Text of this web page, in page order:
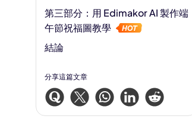
第三部分：用 Edimakor AI 製作端
午節祝福圖教學
結論
分享這篇文章